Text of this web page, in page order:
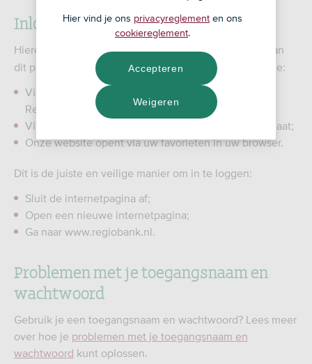
Inloggen in Mijn RegioBank lukt niet
Hieronder lees je meer over de mogelijke oorzaken van
dit probleem. Het is niet mogelijk om in te loggen als je:
Via een snelkoppeling op uw bureaublad naar Mijn
RegioBank gaat;
Via een online zoekmachine naar Mijn RegioBank gaat;
Onze website opent via uw favorieten in uw browser.
Dit is de juiste en veilige manier om in te loggen:
Sluit de internetpagina af;
Open een nieuwe internetpagina;
Ga naar www.regiobank.nl.
Problemen met je toegangsnaam en
wachtwoord
Gebruik je een toegangsnaam en wachtwoord? Lees meer
over hoe je problemen met je toegangsnaam en
wachtwoord kunt oplossen.
Hier vind je ons privacyreglement en ons
cookiereglement.
Weigeren
Accepteren